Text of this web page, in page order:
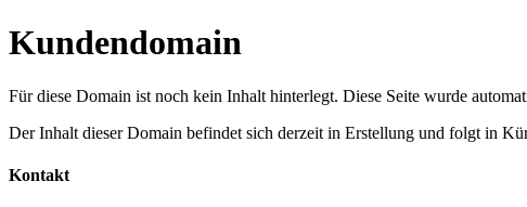
Kundendomain
Für diese Domain ist noch kein Inhalt hinterlegt. Diese Seite wurde
Der Inhalt dieser Domain befindet sich derzeit in Erstellung und folgt in
Kontakt